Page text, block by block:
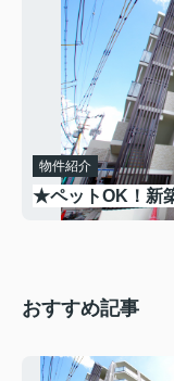
物件紹介
★ペットOK！新
おすすめ記事